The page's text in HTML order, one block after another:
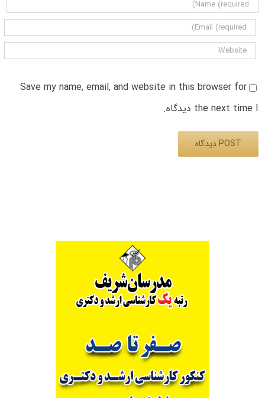
Save my name, email, and website in this browser for
the next time I دیدگاه.